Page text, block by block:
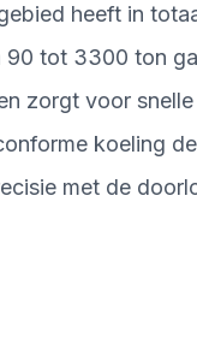
heeft in
tot 3300 ton
zorgt voor
koeling
met de